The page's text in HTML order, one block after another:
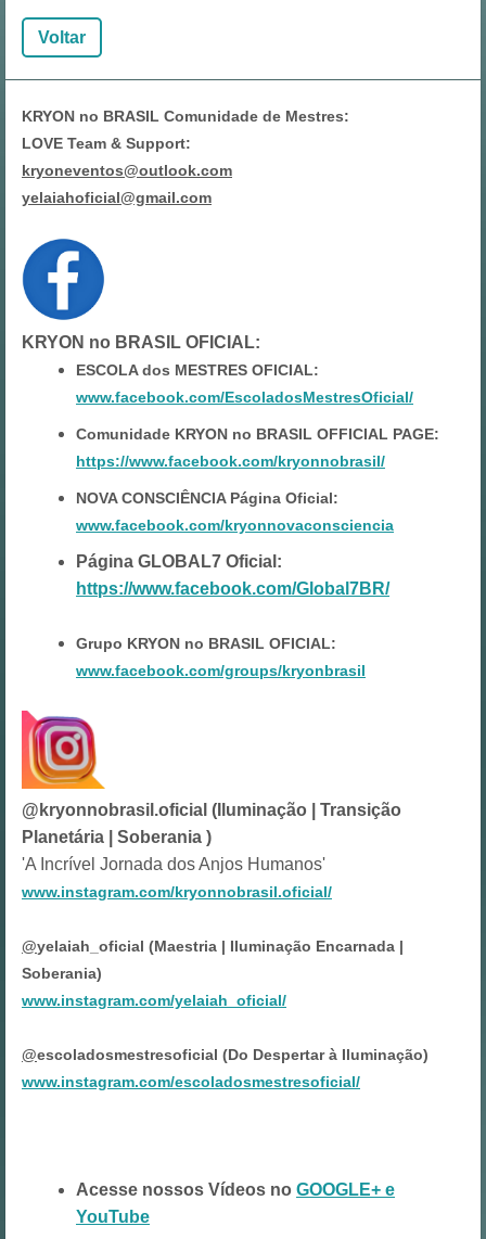
Voltar
KRYON no BRASIL Comunidade de Mestres:
LOVE Team & Support:
kryoneventos@outlook.com
yelaiahoficial@gmail.com
KRYON no BRASIL OFICIAL:
ESCOLA dos MESTRES OFICIAL:
www.facebook.com/EscoladosMestresOficial/
Comunidade KRYON no BRASIL OFFICIAL PAGE:
https://www.facebook.com/kryonnobrasil/
NOVA CONSCIÊNCIA Página Oficial:
www.facebook.com/kryonnovaconsciencia
Página GLOBAL7 Oficial:
https://www.facebook.com/Global7BR/
Grupo KRYON no BRASIL OFICIAL:
www.facebook.com/groups/kryonbrasil
@kryonnobrasil.oficial (Iluminação | Transição
Planetária | Soberania )
'A Incrível Jornada dos Anjos Humanos'
www.instagram.com/kryonnobrasil.oficial/
@yelaiah_oficial (Maestria | Iluminação Encarnada |
Soberania)
www.instagram.com/yelaiah_oficial/
@escoladosmestresoficial (Do Despertar à Iluminação)
www.instagram.com/escoladosmestresoficial/
Acesse nossos Vídeos no GOOGLE+ e
YouTube